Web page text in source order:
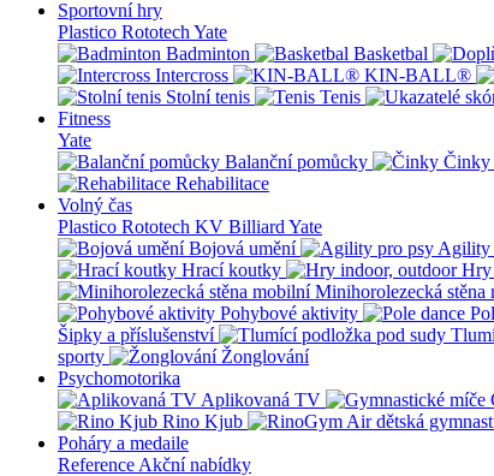
Sportovní hry
Plastico Rototech Yate
Badminton
Basketbal
Intercross
KIN-BALL®
Stolní tenis
Tenis
Fitness
Yate
Balanční pomůcky
Činky
Rehabilitace
Volný čas
Plastico Rototech KV Billiard Yate
Bojová umění
Agility
Hrací koutky
Hry
Minihorolezecká stěna
Pohybové aktivity
Šipky a příslušenství
sporty
Žonglování
Psychomotorika
Aplikovaná TV
Rino Kjub
Poháry a medaile
Reference Akční nabídky